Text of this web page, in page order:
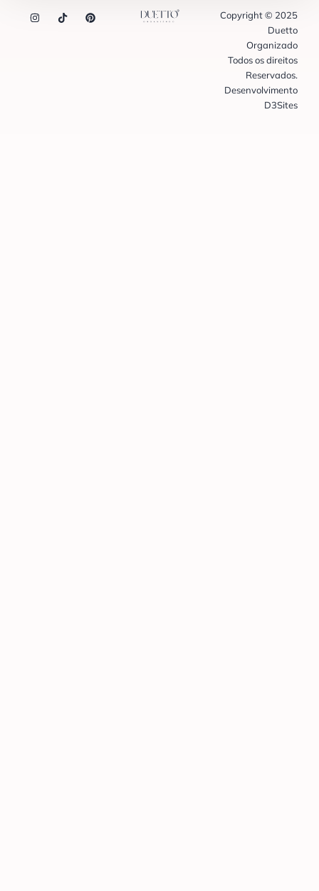
Copyright © 2025
Duetto
Organizado
Todos os direitos
Reservados.
Desenvolvimento
D3Sites